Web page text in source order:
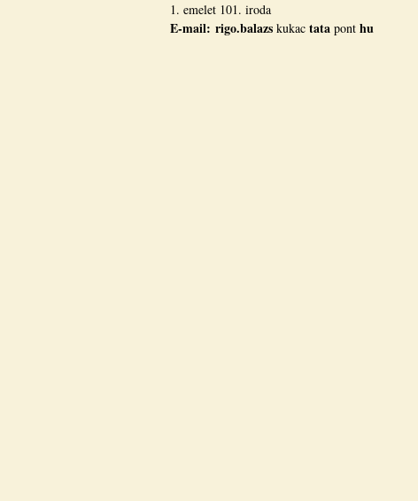
1. emelet 101. iroda
E-mail: rigo.balazs kukac tata pont hu